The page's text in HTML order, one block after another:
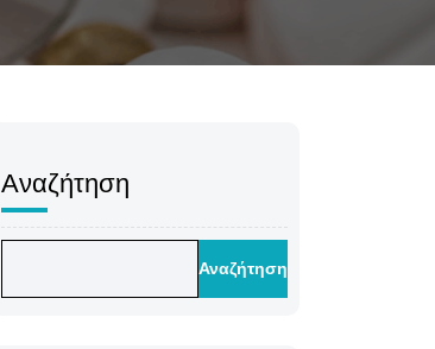
Αναζήτηση
Αναζήτηση